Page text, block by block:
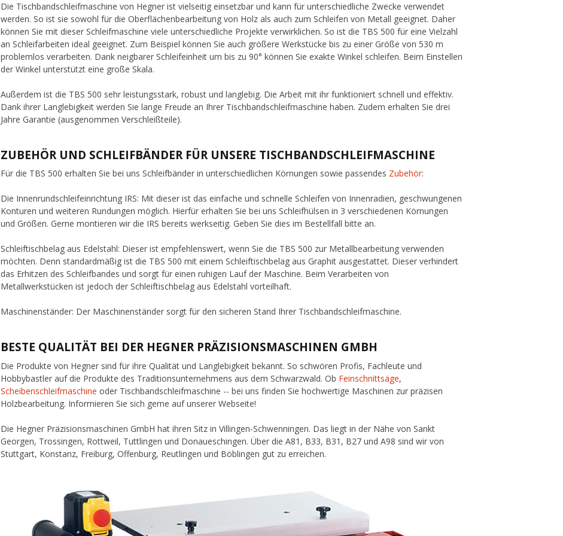
Die Tischbandschleifmaschine von Hegner ist vielseitig einsetzbar und kann für unterschiedliche Zwecke verwendet
werden. So ist sie sowohl für die Oberflächenbearbeitung von Holz als auch zum Schleifen von Metall geeignet. Daher
können Sie mit dieser Schleifmaschine viele unterschiedliche Projekte verwirklichen. So ist die TBS 500 für eine Vielzahl
an Schleifarbeiten ideal geeignet. Zum Beispiel können Sie auch größere Werkstücke bis zu einer Größe von 530 m
problemlos verarbeiten. Dank neigbarer Schleifeinheit um bis zu 90° können Sie exakte Winkel schleifen. Beim Einstellen
der Winkel unterstützt eine große Skala.
Außerdem ist die TBS 500 sehr leistungsstark, robust und langlebig. Die Arbeit mit ihr funktioniert schnell und effektiv.
Dank ihrer Langlebigkeit werden Sie lange Freude an Ihrer Tischbandschleifmaschine haben. Zudem erhalten Sie drei
Jahre Garantie (ausgenommen Verschleißteile).
ZUBEHÖR UND SCHLEIFBÄNDER FÜR UNSERE TISCHBANDSCHLEIFMASCHINE
Für die TBS 500 erhalten Sie bei uns Schleifbänder in unterschiedlichen Körnungen sowie passendes Zubehör:
Die Innenrundschleifeinrichtung IRS: Mit dieser ist das einfache und schnelle Schleifen von Innenradien, geschwungenen
Konturen und weiteren Rundungen möglich. Hierfür erhalten Sie bei uns Schleifhülsen in 3 verschiedenen Körnungen
und Größen. Gerne montieren wir die IRS bereits werkseitig. Geben Sie dies im Bestellfall bitte an.
Schleiftischbelag aus Edelstahl: Dieser ist empfehlenswert, wenn Sie die TBS 500 zur Metallbearbeitung verwenden
möchten. Denn standardmäßig ist die TBS 500 mit einem Schleiftischbelag aus Graphit ausgestattet. Dieser verhindert
das Erhitzen des Schleifbandes und sorgt für einen ruhigen Lauf der Maschine. Beim Verarbeiten von
Metallwerkstücken ist jedoch der Schleiftischbelag aus Edelstahl vorteilhaft.
Maschinenständer: Der Maschinenständer sorgt für den sicheren Stand Ihrer Tischbandschleifmaschine.
BESTE QUALITÄT BEI DER HEGNER PRÄZISIONSMASCHINEN GMBH
Die Produkte von Hegner sind für ihre Qualität und Langlebigkeit bekannt. So schwören Profis, Fachleute und
Hobbybastler auf die Produkte des Traditionsunternehmens aus dem Schwarzwald. Ob Feinschnittsäge,
Scheibenschleifmaschineoder Tischbandschleifmaschine -- bei uns finden Sie hochwertige Maschinen zur präzisen
Holzbearbeitung. Informieren Sie sich gerne auf unserer Webseite!
Die Hegner Präzisionsmaschinen GmbH hat ihren Sitz in Villingen-Schwenningen. Das liegt in der Nähe von Sankt
Georgen, Trossingen, Rottweil, Tuttlingen und Donaueschingen. Über die A81, B33, B31, B27 und A98 sind wir von
Stuttgart, Konstanz, Freiburg, Offenburg, Reutlingen und Böblingen gut zu erreichen.